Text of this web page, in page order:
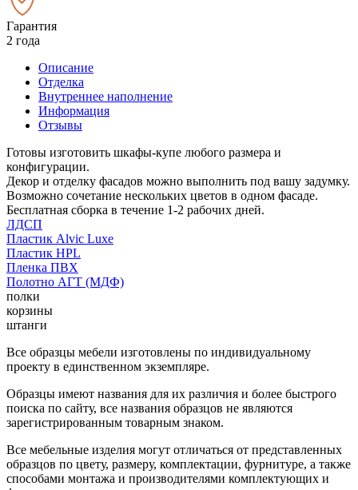
Гарантия
2 года
Описание
Отделка
Внутреннее наполнение
Информация
Отзывы
Готовы изготовить шкафы-купе любого размера и
конфигурации.
Декор и отделку фасадов можно выполнить под вашу задумку.
Возможно сочетание нескольких цветов в одном фасаде.
Бесплатная сборка в течение 1-2 рабочих дней.
ЛДСП
Пластик Alvic Luxe
Пластик HPL
Пленка ПВХ
Полотно АГТ (МДФ)
полки
корзины
штанги
Все образцы мебели изготовлены по индивидуальному
проекту в единственном экземпляре.
Образцы имеют названия для их различия и более быстрого
поиска по сайту, все названия образцов не являются
зарегистрированным товарным знаком.
Все мебельные изделия могут отличаться от представленных
образцов по цвету, размеру, комплектации, фурнитуре, а также
способами монтажа и производителями комплектующих и